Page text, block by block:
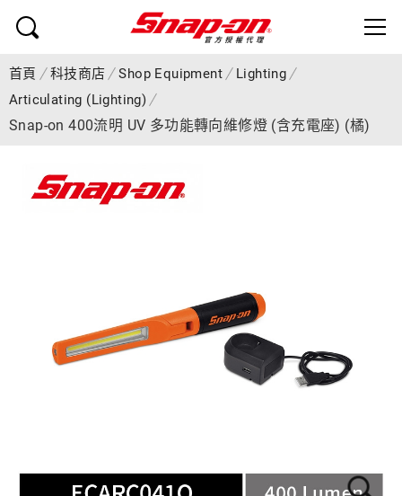
首頁 科技商店 Shop Equipment
Lighting
Articulating (Lighting)
Snap-on 400流明 UV 多功能轉向維修燈 (含充電座) (橘)